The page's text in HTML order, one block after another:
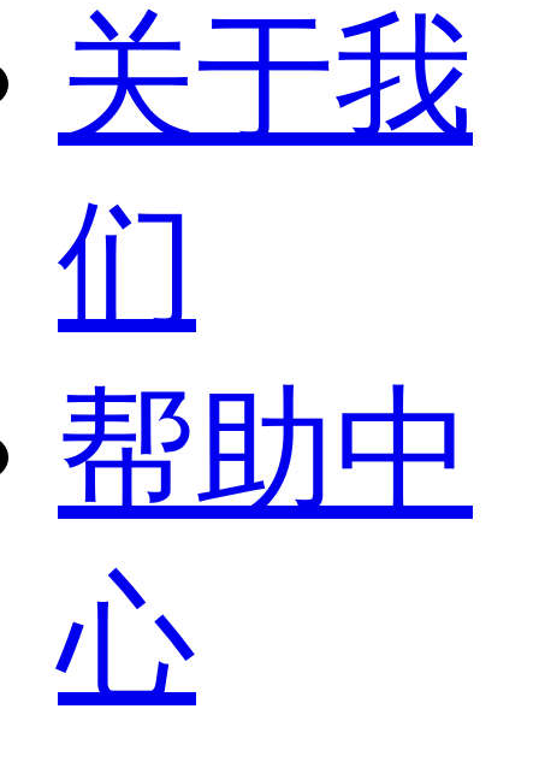
关于我
们
帮助中
心